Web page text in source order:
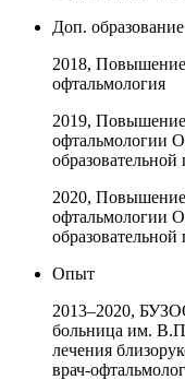
Доп. образование
2018,
офтальмология
2019,
офтальмологии
2020,
офтальмологии
Опыт
2013–2020,
больница им.
лечения
врач-офтальмолог